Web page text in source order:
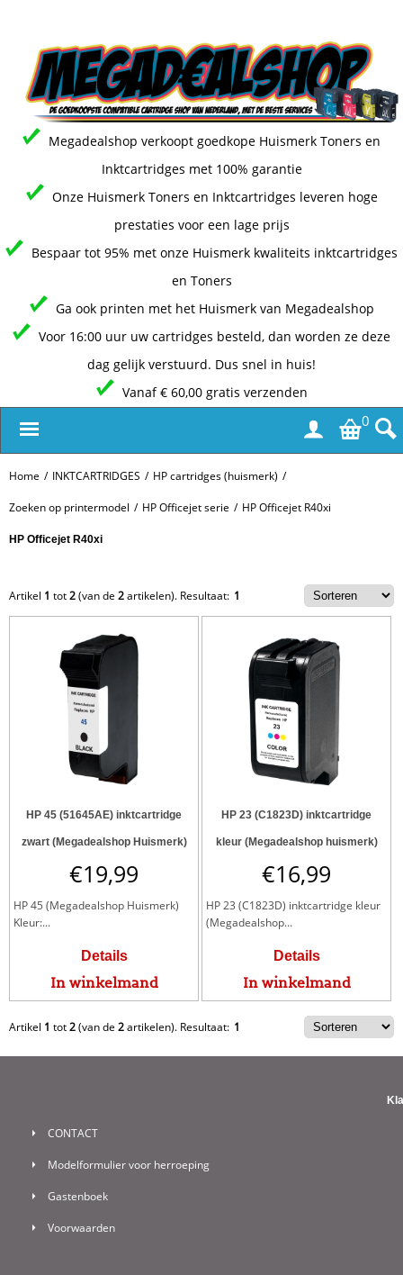
Megadealshop verkoopt goedkope Huismerk Toners en
Inktcartridges met 100% garantie
Onze Huismerk Toners en Inktcartridges leveren hoge
prestaties voor een lage prijs
Bespaar tot 95% met onze Huismerk kwaliteits inktcartridges
en Toners
Ga ook printen met het Huismerk van Megadealshop
Voor 16:00 uur uw cartridges besteld, dan worden ze deze
dag gelijk verstuurd. Dus snel in huis!
Vanaf € 60,00 gratis verzenden
0
Home / INKTCARTRIDGES / HP cartridges (huismerk) /
Zoeken op printermodel / HP Officejet serie / HP Officejet R40xi
HP Officejet R40xi
Artikel 1 tot2(van de 2artikelen). Resultaat: 1
HP 45 (51645AE) inktcartridge
zwart (Megadealshop Huismerk)
€19,99
HP 45 (Megadealshop Huismerk)
Kleur:...
Details
In winkelmand
HP 23 (C1823D) inktcartridge
kleur (Megadealshop huismerk)
€16,99
HP 23 (C1823D) inktcartridge kleur
(Megadealshop...
Details
In winkelmand
Artikel 1 tot2(van de 2artikelen). Resultaat: 1
CONTACT
Modelformulier voor herroeping
Gastenboek
Voorwaarden